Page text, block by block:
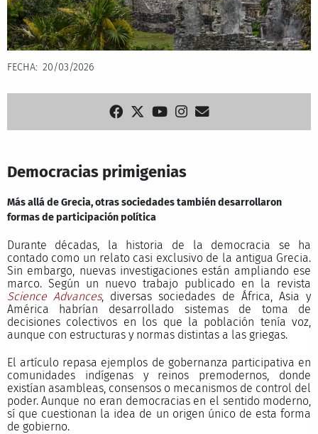
FECHA 20/03/2026
Democracias primigenias
Más allá de Grecia, otras sociedades también desarrollaron
formas de participación política
Durante décadas, la historia de la democracia se ha
contado como un relato casi exclusivo de la antigua Grecia.
Sin embargo, nuevas investigaciones están ampliando ese
marco. Según un nuevo trabajo publicado en la revista
Science Advances, diversas sociedades de África, Asia y
América habrían desarrollado sistemas de toma de
decisiones colectivos en los que la población tenía voz,
aunque con estructuras y normas distintas a las griegas.
El artículo repasa ejemplos de gobernanza participativa en
comunidades indígenas y reinos premodernos, donde
existían asambleas, consensos o mecanismos de control del
poder. Aunque no eran democracias en el sentido moderno,
sí que cuestionan la idea de un origen único de esta forma
de gobierno.